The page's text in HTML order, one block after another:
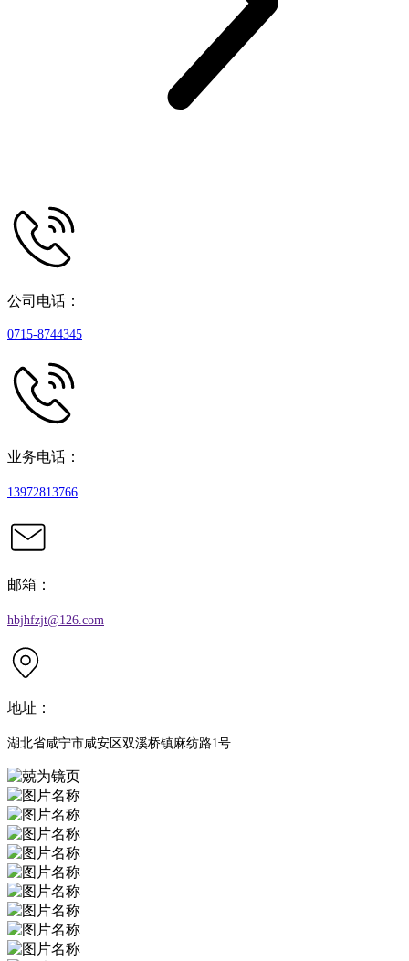
公司电话：
0715-8744345
业务电话：
13972813766
邮箱：
hbjhfzjt@126.com
地址：
湖北省咸宁市咸安区双溪桥镇麻纺路1号